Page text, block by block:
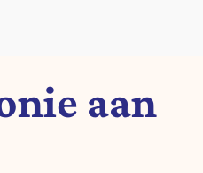
aan